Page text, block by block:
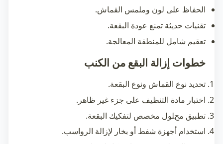
الحفاظ على لون وملمس القماش.
تقنيات حديثة تمنع عودة البقعة.
تعقيم شامل للمنطقة المعالجة.
خطوات إزالة البقع من الكنب
تحديد نوع القماش ونوع البقعة.
اختبار مادة التنظيف على جزء غير ظاهر.
تطبيق محلول مخصص لتفكيك البقعة.
استخدام أجهزة شفط أو بخار لإزالة الرواسب.